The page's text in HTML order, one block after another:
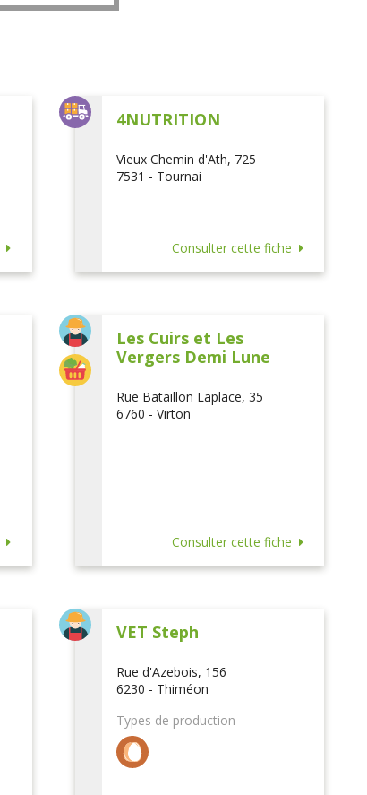
4NUTRITION
Vieux Chemin d'Ath, 725
7531 - Tournai
Consulter cette fiche
Les Cuirs et Les
Vergers Demi Lune
Rue Bataillon Laplace, 35
6760 - Virton
Consulter cette fiche
VET Steph
Rue d'Azebois, 156
6230 - Thiméon
Types de production